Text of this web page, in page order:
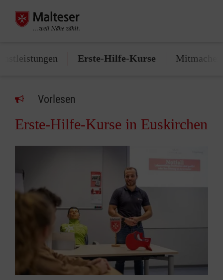
Erste-Hilfe-Kurse Mitmachen
Vorlesen
Erste-Hilfe-Kurse in Euskirchen